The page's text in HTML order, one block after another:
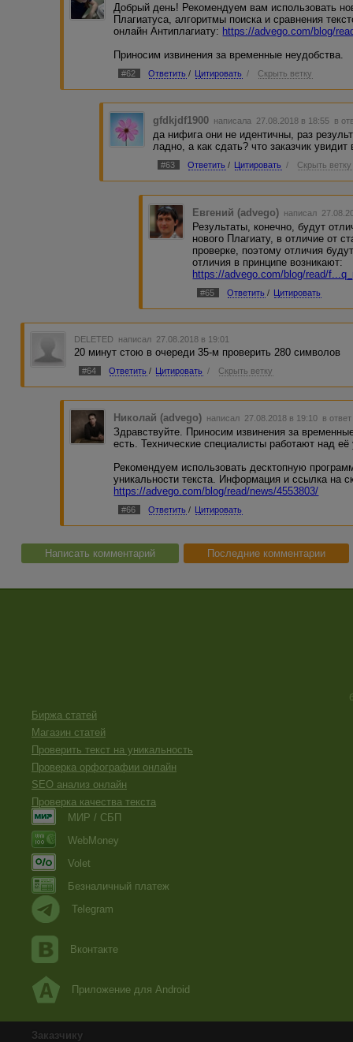
Добрый день! Рекомендуем вам использовать
Плагиатуса, алгоритмы поиска и сравнения
онлайн Антиплагиату: https://advego.com/blog/
Приносим извинения за временные неудобства.
#62 Ответить / Цитировать / Скрыть ветку
gfdkjdf1900 написала 27.08.2018 в 18:55 в
да нифига они не идентичны, раз
ладно, а как сдать? что заказчик увидит
#63 Ответить / Цитировать / Скрыть ветку
Евгений (advego) написал
Результаты, конечно, будут
нового Плагиату, в отличие от
проверке, поэтому отличия
отличия в принципе возникают:
https://advego.com/blog/read/
#65 Ответить / Цитировать
DELETED написал 27.08.2018 в 19:01
20 минут стою в очереди 35-м проверить 280 символов
#64 Ответить / Цитировать / Скрыть ветку
Николай (advego) написал 27.08.2018 в 19:10 в
Здравствуйте. Приносим извинения за
есть. Технические специалисты работают над
Рекомендуем использовать десктопную
уникальности текста. Информация и ссылка на
https://advego.com/blog/read/news/4553803/
#66 Ответить / Цитировать
Написать комментарий Последние комментарии
Биржа статей
Магазин статей
Проверить текст на уникальность
Проверка орфографии онлайн
SEO анализ онлайн
Проверка качества текста
МИР / СБП
WebMoney
Volet
Безналичный платеж
Telegram
Вконтакте
Приложение для Android
Заказчику